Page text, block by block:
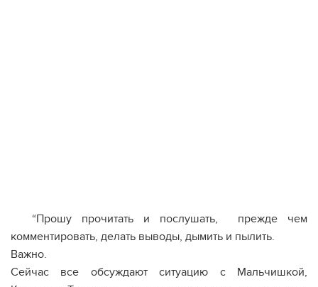
“Прошу прочитать и послушать, прежде чем
комментировать, делать выводы, дымить и пылить.
Важно.
Сейчас все обсуждают ситуацию с Мальчишкой,